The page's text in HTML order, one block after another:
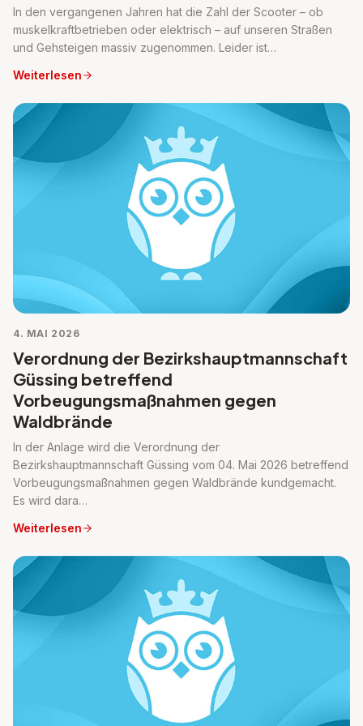
In den vergangenen Jahren hat die Zahl der Scooter – ob
muskelkraftbetrieben oder elektrisch – auf unseren Straßen
und Gehsteigen massiv zugenommen. Leider ist…
Weiterlesen
4. MAI 2026
Verordnung der Bezirkshauptmannschaft
Güssing betreffend
Vorbeugungsmaßnahmen gegen
Waldbrände
In der Anlage wird die Verordnung der
Bezirkshauptmannschaft Güssing vom 04. Mai 2026 betreffend
Vorbeugungsmaßnahmen gegen Waldbrände kundgemacht.
Es wird dara…
Weiterlesen